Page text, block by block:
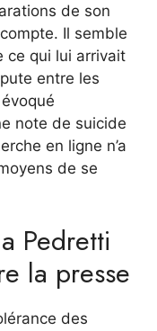
de son
Il semble
ce qui lui arrivait
entre les
note de suicide
en ligne n’a
de se
Pedretti
la presse
des